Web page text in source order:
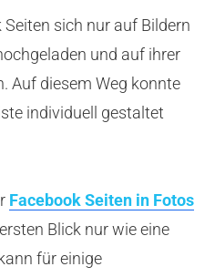
sich nur auf Bildern
und auf ihrer
Auf diesem Weg konnte
individuell gestaltet
Facebook Seiten in Fotos
Blick nur wie eine
für einige